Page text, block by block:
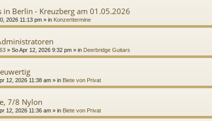
in Berlin - Kreuzberg am 01.05.2026
2026 11:13 pm » in Konzerttermine
»So Apr 12, 2026 9:32 pm » in Deerbridge Guitars
12, 2026 11:38 am » in Biete von Privat
7/8 Nylon
12, 2026 11:36 am » in Biete von Privat